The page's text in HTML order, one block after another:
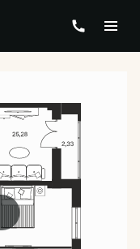
Цена по запросу